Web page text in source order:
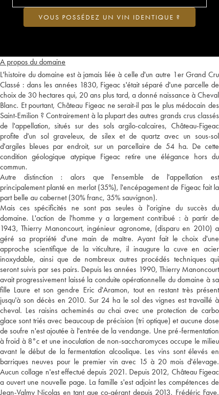
A propos du domaine
L'histoire du domaine est à jamais liée à celle d'un autre 1er Grand Cru
Classé : dans les années 1830, Figeac s'était séparé d'une parcelle de
choix de 30 hectares qui, 20 ans plus tard, a donné naissance à Cheval
Blanc. Et pourtant, Château Figeac ne serait-il pas le plus médocain des
Saint-Emilion ? Contrairement à la plupart des autres grands crus classés
de l'appellation, situés sur des sols argilo-calcaires, Château-Figeac
profite d'un sol graveleux, de silex et de quartz avec un sous-sol
d'argiles bleues par endroit, sur un parcellaire de 54 ha. De cette
condition géologique atypique Figeac retire une élégance hors du
commun.
Autre distinction : alors que l'ensemble de l'appellation est
principalement planté en merlot (35%), l'encépagement de Figeac fait la
part belle au cabernet (30% franc, 35% sauvignon).
Mais ces spécificités ne sont pas seules à l'origine du succès du
domaine. L'action de l'homme y a largement contribué : à partir de
1943, Thierry Manoncourt, ingénieur agronome, (disparu en 2010) a
géré sa propriété d'une main de maître. Ayant fait le choix d'une
approche scientifique de la viticulture, il inaugure la cuve en acier
inoxydable, ainsi que de nombreux autres procédés techniques qui
seront suivis par ses pairs. Depuis les années 1990, Thierry Manoncourt
avait progressivement laissé la conduite opérationnelle du domaine à sa
fille Laure et son gendre Eric d'Aramon, tout en restant très présent
jusqu'à son décès en 2010. Sur 24 ha le sol des vignes est travaillé à
cheval. Les raisins acheminés au chai avec une protection de carbo
glace sont triés avec beaucoup de précision (tri optique) et aucune dose
de soufre n'est ajoutée à l'entrée de la vendange. Une pré-fermentation
à froid à 8°c et une inoculation de non-saccharomyces occupe le milieu
avant le début de la fermentation alcoolique. Les vins sont élevés en
barriques neuves pour le premier vin avec 15 à 20 mois d'élevage.
Aucun collage n'est effectué depuis 2021. Depuis 2012, Château Figeac
a ouvert une nouvelle page. La famille s'est adjoint les compétences de
Jean-Valmy Nicolas en tant que co-gérant depuis 2013. Frédéric Faye,
VOUS POSSÉDEZ UN VIN IDENTIQUE ?